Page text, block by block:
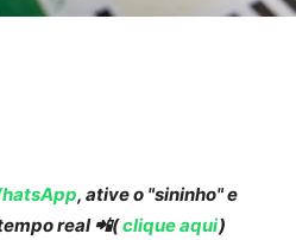
, ative o "sininho" e
real 📲(clique aqui)